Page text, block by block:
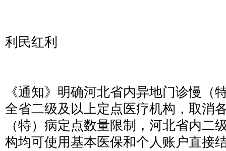
利民红利
《通知》明确河北省内异地门诊慢（
全省二级及以上定点医疗机构，取消
（特）病定点数量限制，河北省内二
构均可使用基本医保和个人账户直接